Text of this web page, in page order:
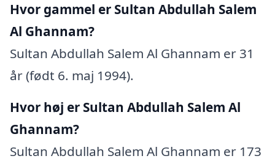
Hvor gammel er Sultan Abdullah Salem
Al Ghannam?
Sultan Abdullah Salem Al Ghannam er 31
år (født 6. maj 1994).
Hvor høj er Sultan Abdullah Salem Al
Ghannam?
Sultan Abdullah Salem Al Ghannam er 173